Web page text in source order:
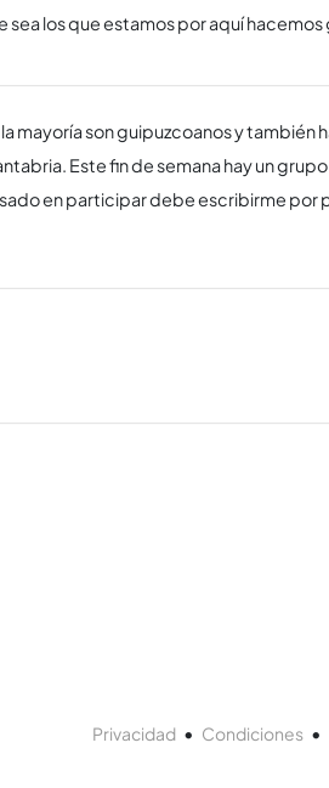
los que estamos por aquí­
son guipuzcoanos y también
Este fin de semana hay un
en participar debe escribirme
Privacidad• Condiciones•